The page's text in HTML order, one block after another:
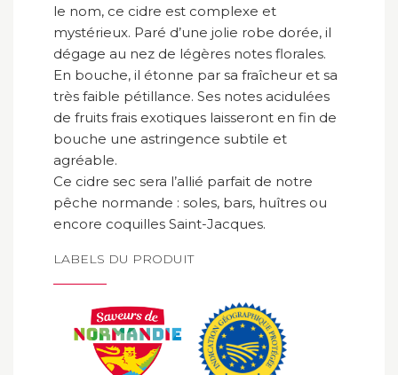
le nom, ce cidre est complexe et
mystérieux. Paré d’une jolie robe dorée, il
dégage au nez de légères notes florales.
En bouche, il étonne par sa fraîcheur et sa
très faible pétillance. Ses notes acidulées
de fruits frais exotiques laisseront en fin de
bouche une astringence subtile et
agréable.
Ce cidre sec sera l’allié parfait de notre
pêche normande : soles, bars, huîtres ou
encore coquilles Saint-Jacques.
LABELS DU PRODUIT